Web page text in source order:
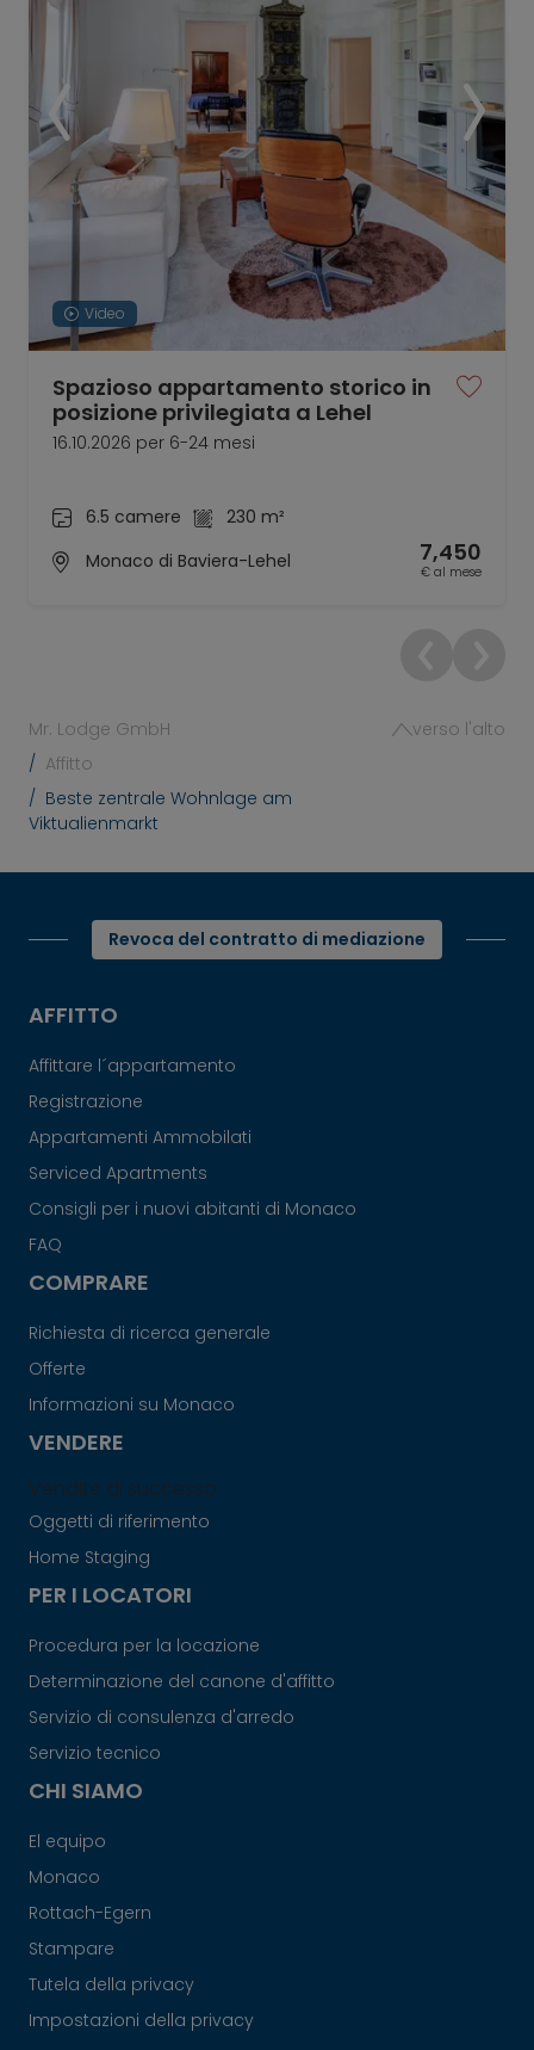
Video
Spazioso appartamento storico in
posizione privilegiata a Lehel
16.10.2026 per 6-24 mesi
6.5 camere
230 m²
Monaco di Baviera-Lehel
7,450
€ al mese
Mr. Lodge GmbH
Affitto
Beste zentrale Wohnlage am
Viktualienmarkt
verso l'alto
Revoca del contratto di mediazione
AFFITTO
Affittare l´appartamento
Registrazione
Appartamenti Ammobilati
Serviced Apartments
Consigli per i nuovi abitanti di Monaco
FAQ
COMPRARE
Richiesta di ricerca generale
Offerte
Informazioni su Monaco
VENDERE
Vendite di successo
Oggetti di riferimento
Home Staging
PER I LOCATORI
Procedura per la locazione
Determinazione del canone d'affitto
Servizio di consulenza d'arredo
Servizio tecnico
CHI SIAMO
El equipo
Monaco
Rottach-Egern
Stampare
Tutela della privacy
Impostazioni della privacy